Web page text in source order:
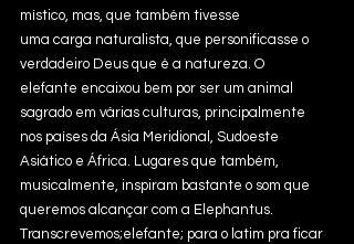
místico, mas, que também tivesse
uma carga naturalista, que personificasse o
verdadeiro Deus que é a natureza. O
elefante encaixou bem por ser um animal
sagrado em várias culturas, principalmente
nos países da Ásia Meridional, Sudoeste
Asiático e África. Lugares que também,
musicalmente, inspiram bastante o som que
queremos alcançar com a Elephantus.
Transcrevemos;elefante; para o latim pra ficar